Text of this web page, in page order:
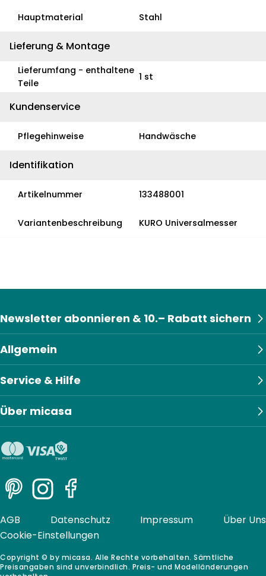
Hauptmaterial Stahl
Lieferung & Montage
Lieferumfang - enthaltene
Teile
1 st
Kundenservice
Pflegehinweise Handwäsche
Identifikation
Artikelnummer 133488001
Variantenbeschreibung KURO Universalmesser
Allgemein
Service & Hilfe
Über micasa
Newsletter abonnieren & 10.– Rabatt sichern
PinterestInstagramFacebook
Copyright © by micasa. Alle Rechte vorbehalten. Sämtliche
Preisangaben sind unverbindlich. Preis- und Modelländerungen
AGB Datenschutz Impressum
Über Uns
Cookie-Einstellungen